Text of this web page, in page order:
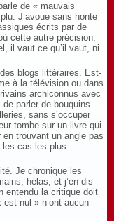
de « mauvais
J’avoue sans honte
écrits par de
cette autre précision,
il vaut ce qu’il vaut, ni
blogs littéraires. Est-
à la télévision ou dans
archiconnus avec
parler de bouquins
sans s’occuper
tombe sur un livre qui
en trouvant un angle pas
les cas les plus
Je chronique les
hélas, et j’en dis
entendu la critique doit
nul » n’ont aucun